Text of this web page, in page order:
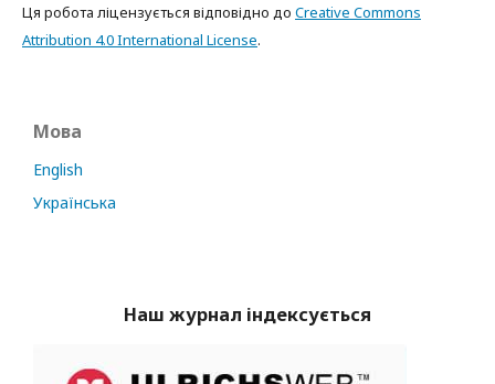
Ця робота ліцензується відповідно до Creative Commons
Attribution 4.0 International License.
Мова
English
Українська
Наш журнал індексується